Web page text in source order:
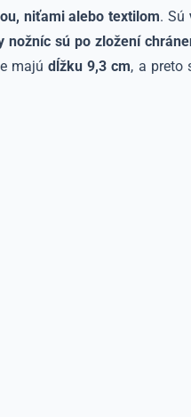
niťami alebo textilom. Sú
nožníc sú po zložení
majúdĺžku 9,3 cm, a preto